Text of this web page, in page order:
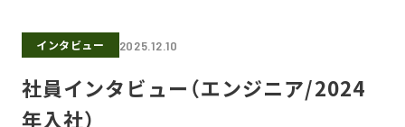
インタビュー 2025.12.10
社員インタビュー（エンジニア/2024
年入社）